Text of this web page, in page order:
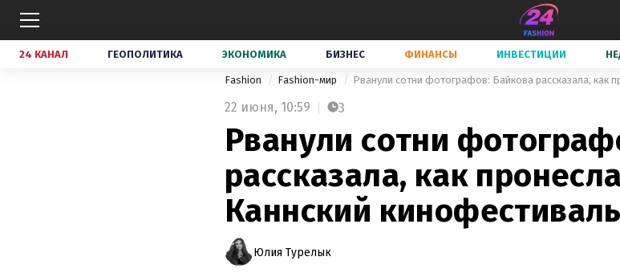
24 КАНАЛ ГЕОПОЛИТИКА ЭКОНОМИКА БИЗНЕС ФИНАНСЫ ИНВЕСТИЦИИ
Fashion Fashion-мир Рванули сотни фотографов: Байкова рассказала, как
22 июня, 10:59 3
Рванули сотни
рассказала, как
Каннский кинофестиваль
Юлия Турелык